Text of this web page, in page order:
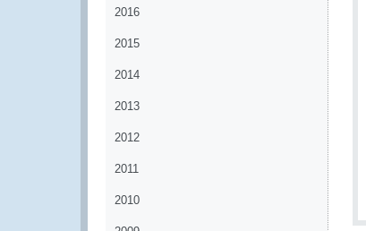
2016
2015
2014
2013
2012
2011
2010